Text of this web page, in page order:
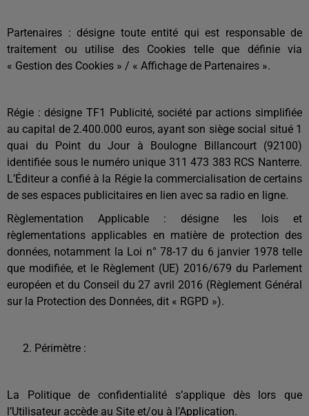
Partenaires : désigne toute entité qui est responsable de
traitement ou utilise des Cookies telle que définie via
« Gestion des Cookies » / « Affichage de Partenaires ».
Régie : désigne TF1 Publicité, société par actions simplifiée
au capital de 2.400.000 euros, ayant son siège social situé 1
quai du Point du Jour à Boulogne Billancourt (92100)
identifiée sous le numéro unique 311 473 383 RCS Nanterre.
L’Éditeur a confié à la Régie la commercialisation de certains
de ses espaces publicitaires en lien avec sa radio en ligne.
Règlementation Applicable : désigne les lois et
règlementations applicables en matière de protection des
données, notamment la Loi n° 78-17 du 6 janvier 1978 telle
que modifiée, et le Règlement (UE) 2016/679 du Parlement
européen et du Conseil du 27 avril 2016 (Règlement Général
sur la Protection des Données, dit « RGPD »).
Périmètre :
La Politique de confidentialité s’applique dès lors que
l’Utilisateur accède au Site et/ou à l’Application.